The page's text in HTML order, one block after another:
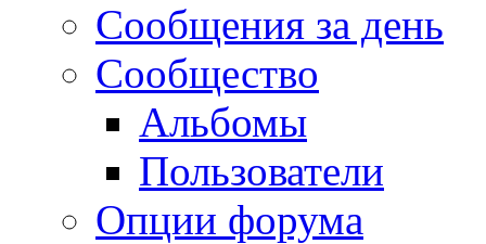
Сообщения за день
Сообщество
Альбомы
Пользователи
Опции форума